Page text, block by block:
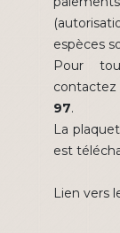
espèces
Pour
97.
La
est
Lien vers